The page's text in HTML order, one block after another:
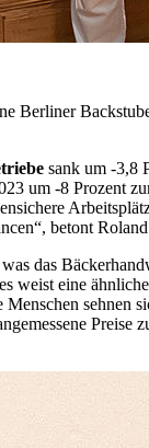
Berliner
sank um -3,8
um -8 Prozent
betont
das
weist eine